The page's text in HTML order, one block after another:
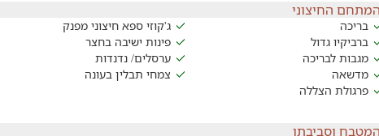
החיצוני
בריכה ג'קוזי ספא חיצוני מפנק
ברביקיו גדול
פינות ישיבה בחצר
מגבות לבריכה
ערסלים/ נדנדות
מדשאה
צמחי תבלין בעונה
פרגולת הצללה
וסביבתו